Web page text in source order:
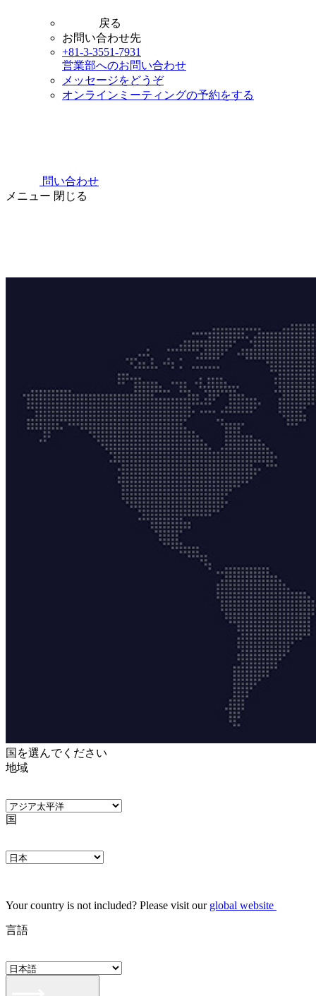
戻る
お問い合わせ先
+81-3-3551-7931
営業部へのお問い合わせ
メッセージをどうぞ
オンラインミーティングの予約をする
問い合わせ
メニュー 閉じる
国を選んでください
地域
国
Your country is not included? Please visit our global website
言語